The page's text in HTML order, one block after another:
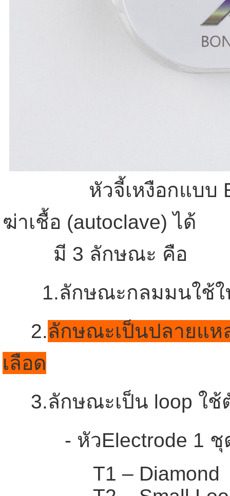
หัวจี้เหงือกแบบ
ฆ่าเชื้อ (autoclave) ได้
มี 3 ลักษณะ คือ
1.ลักษณะกลมมนใช้ใน
2.ลักษณะเป็นปลายแห
เลือด
3.ลักษณะเป็น loop ใช้ตั
- หัวElectrode 1 ชุด
T1 – Diamond